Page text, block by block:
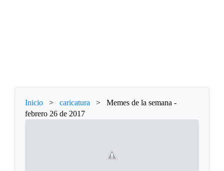
Inicio > caricatura >
Memes de la semana -
febrero 26 de 2017